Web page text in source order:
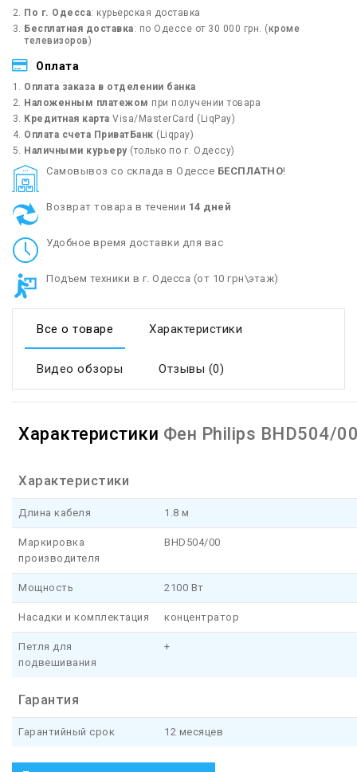
По г. Одесса: курьерская доставка
Бесплатная доставка: по Одессе от 30 000 грн. (кроме
телевизоров)
Оплата
Оплата заказа в отделении банка
Наложенным платежом при получении товара
Кредитная карта Visa/MasterCard (LiqPay)
Оплата счета ПриватБанк (Liqpay)
Наличными курьеру(только по г. Одессу)
Cамовывоз со склада в Одессе БЕСПЛАТНО!
Возврат товара в течении 14 дней
Удобное время доставки для вас
Подъем техники в г. Одесса (от 10 грн\этаж)
Все о товаре Характеристики
Видео обзоры Отзывы (0)
Характеристики Фен Philips BHD504/
Характеристики
Длина кабеля 1.8 м
Маркировка
производителя
BHD504/00
Мощность 2100 Вт
Насадки и комплектация концентратор
Петля для
подвешивания
+
Гарантия
Гарантийный срок 12 месяцев